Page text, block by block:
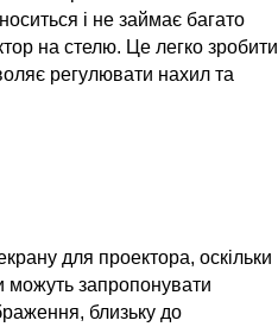
і не займає багато
на стелю. Це легко зробити
регулювати нахил та
для проектора, оскільки
можуть запропонувати
близьку до